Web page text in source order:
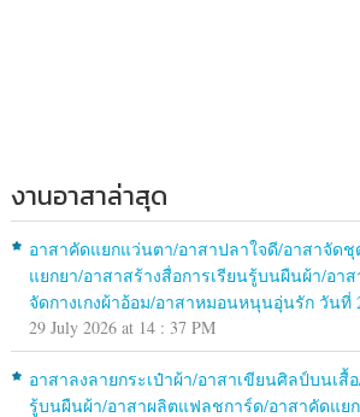
งานอาสาล่าสุด
อาสาคัดแยกแว่นตา/อาสาปลาใจดี/อาสาจัด
แยกยา/อาสาสร้างสื่อการเรียนรู้บนผืนผ้า/อา
จัดกางเกงผ้าอ้อม/อาสาหมอนหนุนอุ่นรัก วันที่
29 July 2026 at 14 : 37 PM
อาสาลงลายกระเป๋าผ้า/อาสาเขียนศิลป์บนเสื้
รู้บนผืนผ้า/อาสาผลิตแฟลชการ์ด/อาสาคัดแย